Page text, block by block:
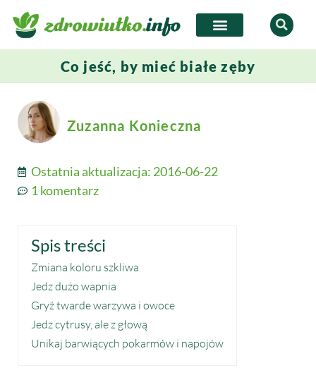
Co jeść, by mieć białe zęby
Zuzanna Konieczna
Ostatnia aktualizacja: 2016-06-22
1 komentarz
Spis treści
Zmiana koloru szkliwa
Jedz dużo wapnia
Gryź twarde warzywa i owoce
Jedz cytrusy, ale z głową
Unikaj barwiących pokarmów i napojów